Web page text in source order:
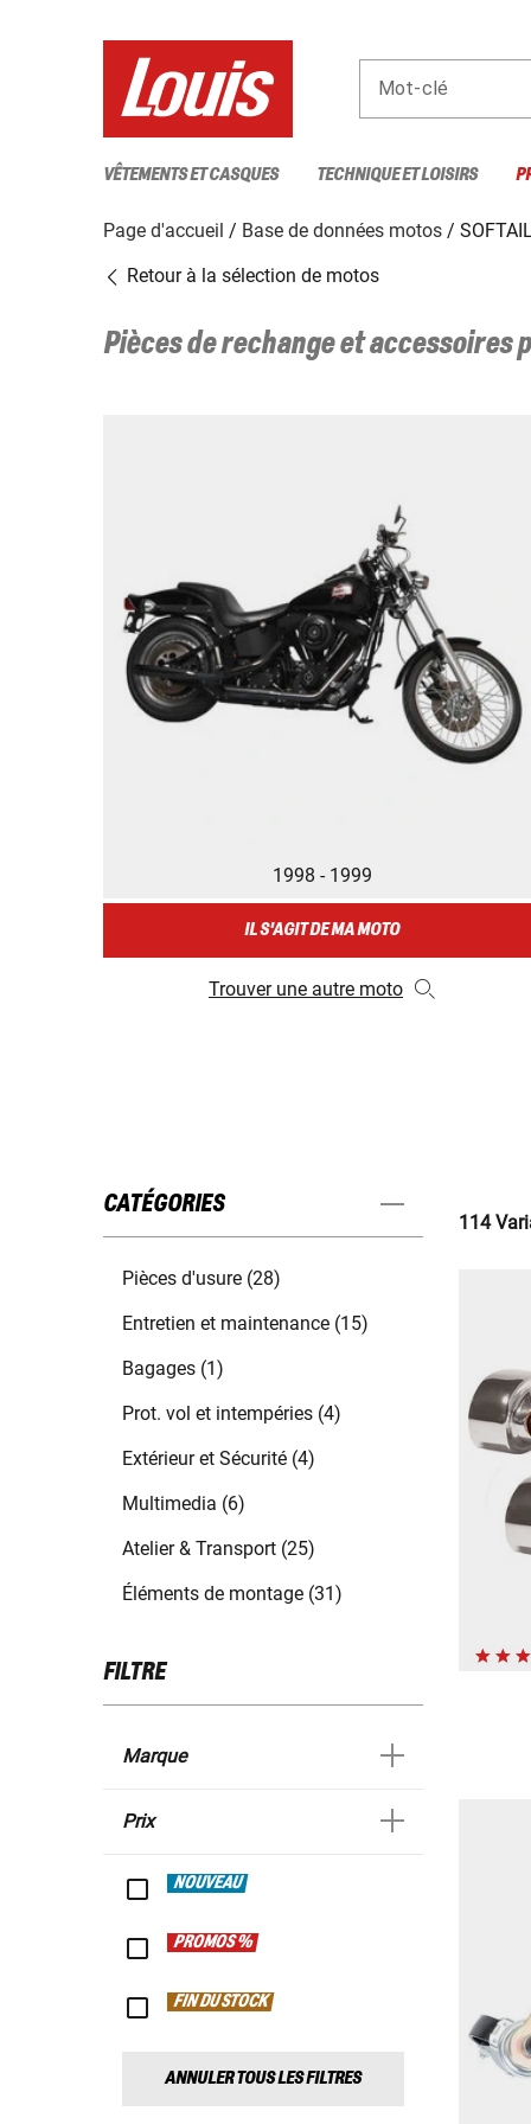
Mot-clé
VÊTEMENTS ET CASQUES TECHNIQUE ET LOISIRS
Page d'accueil Base de données motos
Retour à la sélection de motos
Pièces de rechange et accessoires
1998 - 1999
IL S'AGIT DE MA MOTO
Trouver une autre moto
CATÉGORIES
Pièces d'usure (28)
Entretien et maintenance (15)
Bagages (1)
Prot. vol et intempéries (4)
Extérieur et Sécurité (4)
Multimedia (6)
Atelier & Transport (25)
Éléments de montage (31)
FILTRE
Marque
Prix
NOUVEAU
PROMOS %
FIN DU STOCK
ANNULER TOUS LES FILTRES
114